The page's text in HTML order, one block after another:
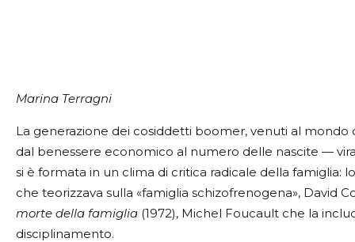
Marina Terragni
La generazione dei cosiddetti boomer, venuti al
dal benessere economico al numero delle nascite —
si è formata in un clima di critica radicale della famiglia:
che teorizzava sulla «famiglia schizofrenogena», David
morte della famiglia (1972), Michel Foucault che la
disciplinamento.